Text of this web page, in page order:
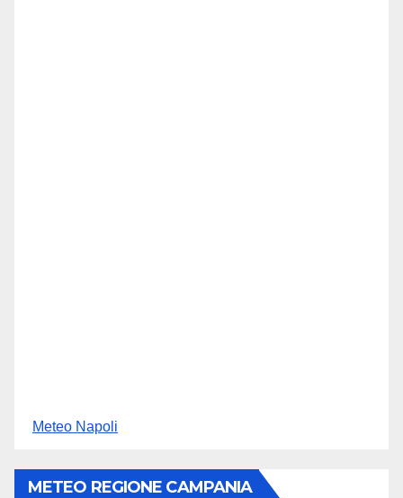
Meteo Napoli
METEO REGIONE CAMPANIA